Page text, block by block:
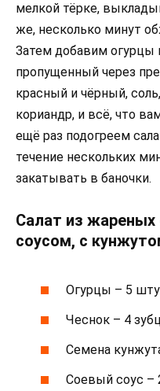
мелкой тёрке,
же, несколько минут
Затем добавим огурцы
пропущенный через
красный и чёрный,
кориандр, и всё, что
ещё раз подогреем
течение нескольких
закатывать в баночки.
Салат из жареных
соусом, с
Огурцы – 5
Чеснок – 4
Семена
Соевый соус –